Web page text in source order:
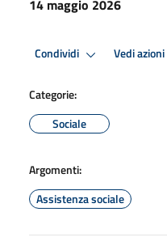
14 maggio 2026
Condividi Vedi azioni
Categorie:
Sociale
Argomenti:
Assistenza sociale